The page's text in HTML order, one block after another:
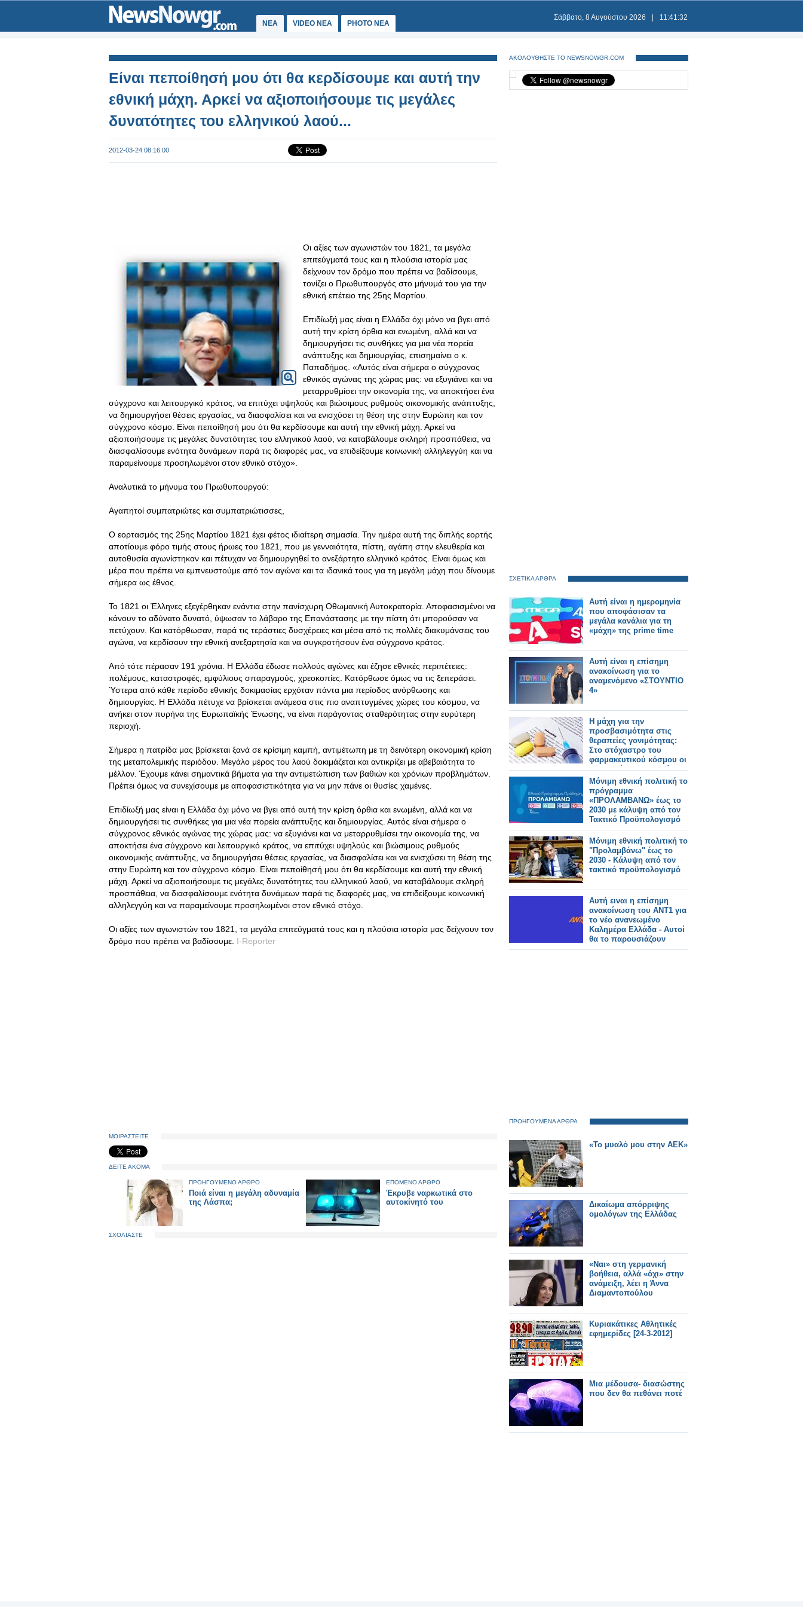
ΝΕΑ VIDEO NEA PHOTO NEA
Σάββατο, 8 Αυγούστου 2026 11:41:32
Είναι πεποίθησή μου ότι θα κερδίσουμε και αυτή την
εθνική μάχη. Αρκεί να αξιοποιήσουμε τις μεγάλες
δυνατότητες του ελληνικού λαού...
2012-03-24 08:16:00
Οι αξίες των αγωνιστών του 1821, τα μεγάλα
επιτεύγματά τους και η πλούσια ιστορία μας
δείχνουν τον δρόμο που πρέπει να βαδίσουμε,
τονίζει ο Πρωθυπουργός στο μήνυμά του για την
εθνική επέτειο της 25ης Μαρτίου.
Επιδίωξή μας είναι η Ελλάδα όχι μόνο να βγει από
αυτή την κρίση όρθια και ενωμένη, αλλά και να
δημιουργήσει τις συνθήκες για μια νέα πορεία
ανάπτυξης και δημιουργίας, επισημαίνει ο κ.
Παπαδήμος. «Αυτός είναι σήμερα ο σύγχρονος
εθνικός αγώνας της χώρας μας: να εξυγιάνει και να
μεταρρυθμίσει την οικονομία της, να αποκτήσει ένα
σύγχρονο και λειτουργικό κράτος, να επιτύχει υψηλούς και βιώσιμους ρυθμούς οικονομικής ανάπτυξης,
να δημιουργήσει θέσεις εργασίας, να διασφαλίσει και να ενισχύσει τη θέση της στην Ευρώπη και τον
σύγχρονο κόσμο. Είναι πεποίθησή μου ότι θα κερδίσουμε και αυτή την εθνική μάχη. Αρκεί να
αξιοποιήσουμε τις μεγάλες δυνατότητες του ελληνικού λαού, να καταβάλουμε σκληρή προσπάθεια, να
διασφαλίσουμε ενότητα δυνάμεων παρά τις διαφορές μας, να επιδείξουμε κοινωνική αλληλεγγύη και να
παραμείνουμε προσηλωμένοι στον εθνικό στόχο».
Αναλυτικά το μήνυμα του Πρωθυπουργού:
Αγαπητοί συμπατριώτες και συμπατριώτισσες,
Ο εορτασμός της 25ης Μαρτίου 1821 έχει φέτος ιδιαίτερη σημασία. Την ημέρα αυτή της διπλής εορτής
αποτίουμε φόρο τιμής στους ήρωες του 1821, που με γενναιότητα, πίστη, αγάπη στην ελευθερία και
αυτοθυσία αγωνίστηκαν και πέτυχαν να δημιουργηθεί το ανεξάρτητο ελληνικό κράτος. Είναι όμως και
μέρα που πρέπει να εμπνευστούμε από τον αγώνα και τα ιδανικά τους για τη μεγάλη μάχη που δίνουμε
σήμερα ως έθνος.
Το 1821 οι Έλληνες εξεγέρθηκαν ενάντια στην πανίσχυρη Οθωμανική Αυτοκρατορία. Αποφασισμένοι να
κάνουν το αδύνατο δυνατό, ύψωσαν το λάβαρο της Επανάστασης με την πίστη ότι μπορούσαν να
πετύχουν. Και κατόρθωσαν, παρά τις τεράστιες δυσχέρειες και μέσα από τις πολλές διακυμάνσεις του
αγώνα, να κερδίσουν την εθνική ανεξαρτησία και να συγκροτήσουν ένα σύγχρονο κράτος.
Από τότε πέρασαν 191 χρόνια. Η Ελλάδα έδωσε πολλούς αγώνες και έζησε εθνικές περιπέτειες:
πολέμους, καταστροφές, εμφύλιους σπαραγμούς, χρεοκοπίες. Κατόρθωσε όμως να τις ξεπεράσει.
Ύστερα από κάθε περίοδο εθνικής δοκιμασίας ερχόταν πάντα μια περίοδος ανόρθωσης και
δημιουργίας. Η Ελλάδα πέτυχε να βρίσκεται ανάμεσα στις πιο αναπτυγμένες χώρες του κόσμου, να
ανήκει στον πυρήνα της Ευρωπαϊκής Ένωσης, να είναι παράγοντας σταθερότητας στην ευρύτερη
περιοχή.
Σήμερα η πατρίδα μας βρίσκεται ξανά σε κρίσιμη καμπή, αντιμέτωπη με τη δεινότερη οικονομική κρίση
της μεταπολεμικής περιόδου. Μεγάλο μέρος του λαού δοκιμάζεται και αντικρίζει με αβεβαιότητα το
μέλλον. Έχουμε κάνει σημαντικά βήματα για την αντιμετώπιση των βαθιών και χρόνιων προβλημάτων.
Πρέπει όμως να συνεχίσουμε με αποφασιστικότητα για να μην πάνε οι θυσίες χαμένες.
Επιδίωξή μας είναι η Ελλάδα όχι μόνο να βγει από αυτή την κρίση όρθια και ενωμένη, αλλά και να
δημιουργήσει τις συνθήκες για μια νέα πορεία ανάπτυξης και δημιουργίας. Αυτός είναι σήμερα ο
σύγχρονος εθνικός αγώνας της χώρας μας: να εξυγιάνει και να μεταρρυθμίσει την οικονομία της, να
αποκτήσει ένα σύγχρονο και λειτουργικό κράτος, να επιτύχει υψηλούς και βιώσιμους ρυθμούς
οικονομικής ανάπτυξης, να δημιουργήσει θέσεις εργασίας, να διασφαλίσει και να ενισχύσει τη θέση της
στην Ευρώπη και τον σύγχρονο κόσμο. Είναι πεποίθησή μου ότι θα κερδίσουμε και αυτή την εθνική
μάχη. Αρκεί να αξιοποιήσουμε τις μεγάλες δυνατότητες του ελληνικού λαού, να καταβάλουμε σκληρή
προσπάθεια, να διασφαλίσουμε ενότητα δυνάμεων παρά τις διαφορές μας, να επιδείξουμε κοινωνική
αλληλεγγύη και να παραμείνουμε προσηλωμένοι στον εθνικό στόχο.
Οι αξίες των αγωνιστών του 1821, τα μεγάλα επιτεύγματά τους και η πλούσια ιστορία μας δείχνουν τον
δρόμο που πρέπει να βαδίσουμε. I-Reporter
ΜΟΙΡΑΣΤΕΙΤΕ
ΔΕΙΤΕ ΑΚΟΜΑ
ΠΡΟΗΓΟΥΜΕΝΟ ΑΡΘΡΟ
Ποιά είναι η μεγάλη αδυναμία
της Λάσπα;
ΕΠΟΜΕΝΟ ΑΡΘΡΟ
Έκρυβε ναρκωτικά στο
αυτοκίνητό του
ΣΧΟΛΙΑΣΤΕ
ΑΚΟΛΟΥΘΗΣΤΕ ΤΟ NEWSNOWGR.COM
ΣΧΕΤΙΚΑ ΑΡΘΡΑ
Αυτή είναι η ημερομηνία
που αποφάσισαν τα
μεγάλα κανάλια για τη
«μάχη» της prime time
Αυτή είναι η επίσημη
ανακοίνωση για το
αναμενόμενο «ΣΤΟΥΝΤΙΟ
4»
Η μάχη για την
προσβασιμότητα στις
θεραπείες γονιμότητας:
Στο στόχαστρο του
φαρμακευτικού κόσμου οι
πρακτικές της εταιρείας
Merck
Μόνιμη εθνική πολιτική το
πρόγραμμα
«ΠΡΟΛΑΜΒΑΝΩ» έως το
2030 με κάλυψη από τον
Τακτικό Προϋπολογισμό
Μόνιμη εθνική πολιτική το
"Προλαμβάνω" έως το
2030 - Κάλυψη από τον
τακτικό προϋπολογισμό
Αυτή ειναι η επίσημη
ανακοίνωση του ΑΝΤ1 για
το νέο ανανεωμένο
Καλημέρα Ελλάδα - Αυτοί
θα το παρουσιάζουν
ΠΡΟΗΓΟΥΜΕΝΑ ΑΡΘΡΑ
«Το μυαλό μου στην ΑΕΚ»
Δικαίωμα απόρριψης
ομολόγων της Ελλάδας
«Ναι» στη γερμανική
βοήθεια, αλλά «όχι» στην
ανάμειξη, λέει η Άννα
Διαμαντοπούλου
Κυριακάτικες Αθλητικές
εφημερίδες [24-3-2012]
Μια μέδουσα- διασώστης
που δεν θα πεθάνει ποτέ